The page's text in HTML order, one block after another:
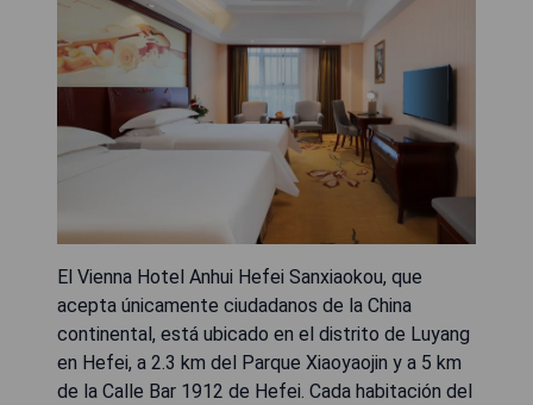
El Vienna Hotel Anhui Hefei Sanxiaokou, que
acepta únicamente ciudadanos de la China
continental, está ubicado en el distrito de Luyang
en Hefei, a 2.3 km del Parque Xiaoyaojin y a 5 km
de la Calle Bar 1912 de Hefei. Cada habitación del